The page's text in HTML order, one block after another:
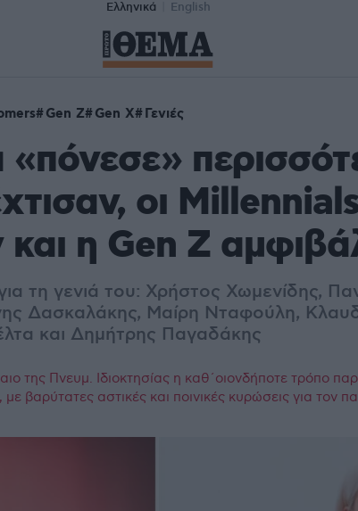
Ελληνικά English
Gen Z Gen X Γενιές
«πόνεσε»
οι
η Gen Z
τη γενιά του: Χρήστος Χωμενίδης,
Δασκαλάκης, Μαίρη Νταφούλη,
και Δημήτρης Παγαδάκης
της Πνευμ. Ιδιοκτησίας η καθ΄οιονδήποτε τρόπο
με βαρύτατες αστικές και ποινικές κυρώσεις για τον